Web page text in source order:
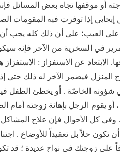
أو موقفها تجاه بعض المسائل
إيجابي إذا توفرت فيه المقومات
العيب؛ على أن ذلك كله يجب أن
في السخرية من الآخر فإنه
الابتعاد عن الاستفزاز :
المنزل فيضمر الآخر له ذلك حتى
في شؤونه الخاصّة . أو يخطئ الطفل
يقوم الرجل بإهانة زوجته
وفي كل الأحوال فإن علاج
تكون حلاً بل تعقيداً للأوضاع .
زوجتك في نواح عديدة ؛ قد